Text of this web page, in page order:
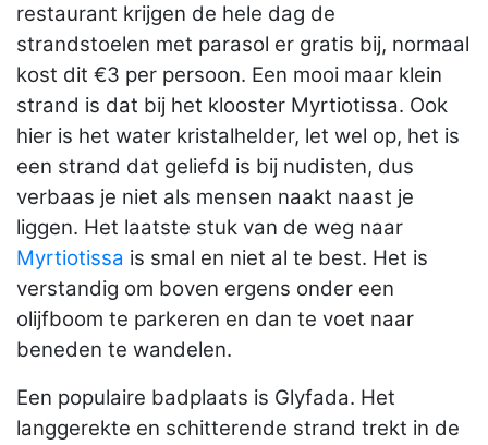
restaurant krijgen de hele dag de
strandstoelen met parasol er gratis bij, normaal
kost dit €3 per persoon. Een mooi maar klein
strand is dat bij het klooster Myrtiotissa. Ook
hier is het water kristalhelder, let wel op, het is
een strand dat geliefd is bij nudisten, dus
verbaas je niet als mensen naakt naast je
liggen. Het laatste stuk van de weg naar
Myrtiotissa is smal en niet al te best. Het is
verstandig om boven ergens onder een
olijfboom te parkeren en dan te voet naar
beneden te wandelen.
Een populaire badplaats is Glyfada. Het
langgerekte en schitterende strand trekt in de